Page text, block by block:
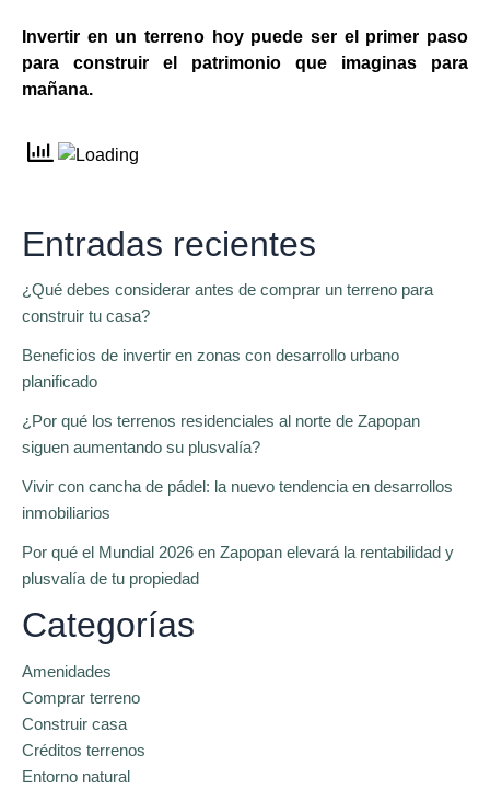
Invertir en un terreno hoy puede ser el primer paso
para construir el patrimonio que imaginas para
mañana.
Entradas recientes
¿Qué debes considerar antes de comprar un terreno para
construir tu casa?
Beneficios de invertir en zonas con desarrollo urbano
planificado
¿Por qué los terrenos residenciales al norte de Zapopan
siguen aumentando su plusvalía?
Vivir con cancha de pádel: la nuevo tendencia en desarrollos
inmobiliarios
Por qué el Mundial 2026 en Zapopan elevará la rentabilidad y
plusvalía de tu propiedad
Categorías
Amenidades
Comprar terreno
Construir casa
Créditos terrenos
Entorno natural